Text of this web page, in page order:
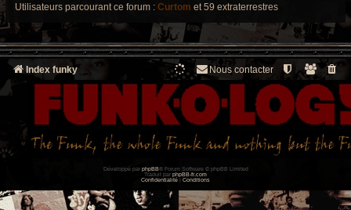
Utilisateurs parcourant ce forum : Curtom et 59 extraterrestres
Index funky Nous contacter
Développé par phpBB® Forum Software © phpBB Limited
Traduit par phpBB-fr.com
Confidentialité
Conditions